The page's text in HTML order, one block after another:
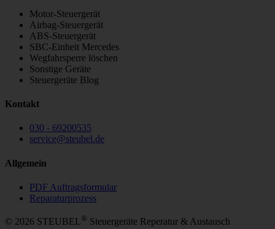
Motor-Steuergerät
Airbag-Steuergerät
ABS-Steuergerät
SBC-Einheit Mercedes
Wegfahrsperre löschen
Sonstige Geräte
Steuergeräte Blog
Kontakt
030 - 69200535
service@steubel.de
Allgemein
PDF Auftragsformular
Reparaturprozess
© 2026 STEUBEL® Steuergeräte Reperatur & Austausch